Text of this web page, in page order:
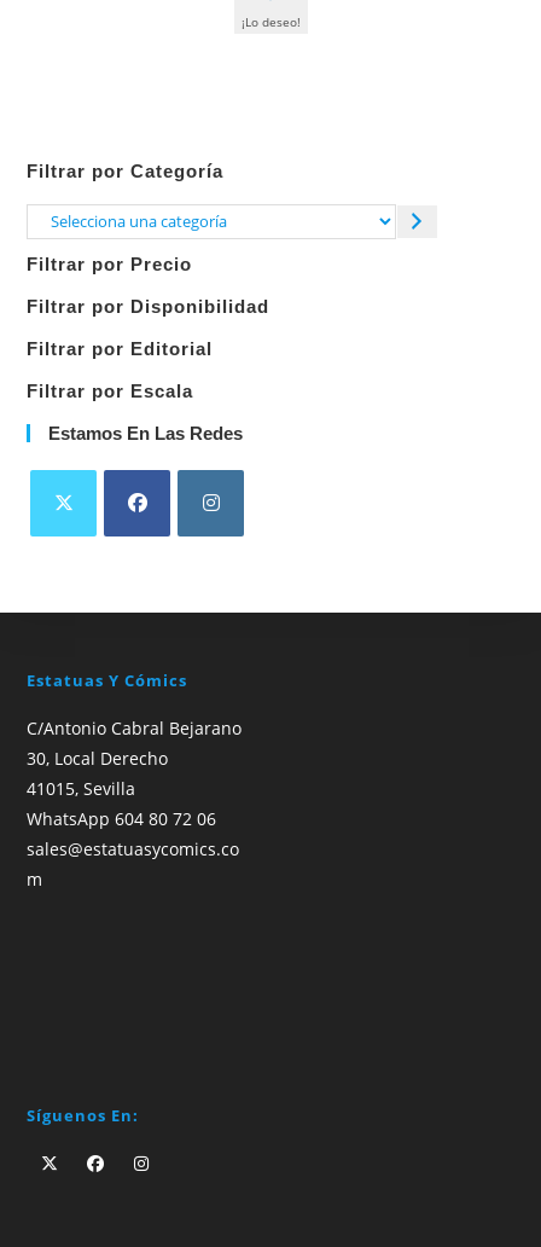
¡Lo deseo!
Filtrar por Categoría
Selecciona
categoría
Filtrar por Precio
Filtrar por Disponibilidad
Filtrar por Editorial
Filtrar por Escala
Estamos En Las Redes
Estatuas Y Cómics
C/Antonio Cabral Bejarano
30, Local Derecho
41015, Sevilla
WhatsApp 604 80 72 06
sales@estatuasycomics.co
m
Síguenos En: